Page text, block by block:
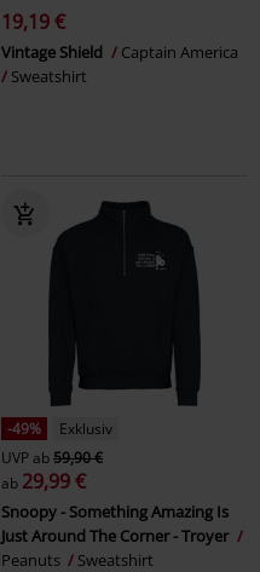
19,19 €
Vintage Shield
Captain America
Sweatshirt
-49%
Exklusiv
UVPab59,90 €
ab 29,99 €
Snoopy - Something Amazing Is
Just Around The Corner - Troyer
Peanuts
Sweatshirt